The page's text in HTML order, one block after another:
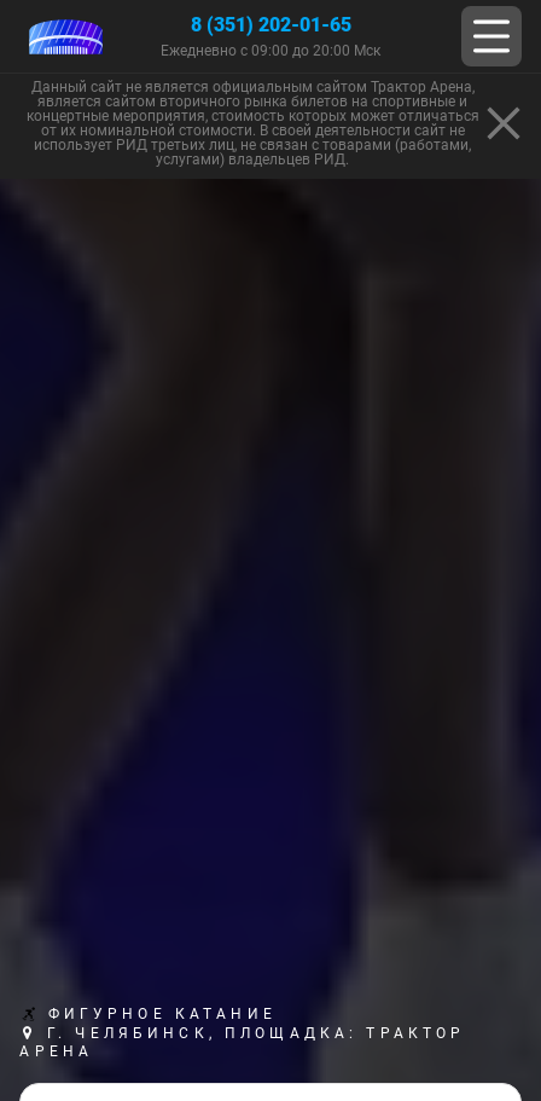
8 (351) 202-01-65
Ежедневно с 09:00 до 20:00 Мск
Данный сайт не является официальным сайтом Трактор Арена,
является сайтом вторичного рынка билетов на спортивные и
концертные мероприятия, стоимость которых может отличаться
от их номинальной стоимости. В своей деятельности сайт не
использует РИД третьих лиц, не связан с товарами (работами,
услугами) владельцев РИД.
ФИГУРНОЕ КАТАНИЕ
Г. ЧЕЛЯБИНСК, ПЛОЩАДКА: ТРАКТОР
АРЕНА